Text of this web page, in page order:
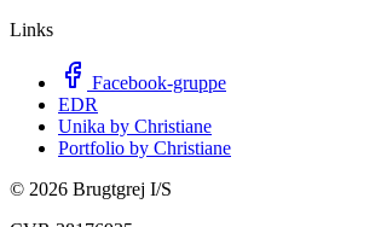
Links
Facebook-gruppe
EDR
Unika by Christiane
Portfolio by Christiane
© 2026 Brugtgrej I/S